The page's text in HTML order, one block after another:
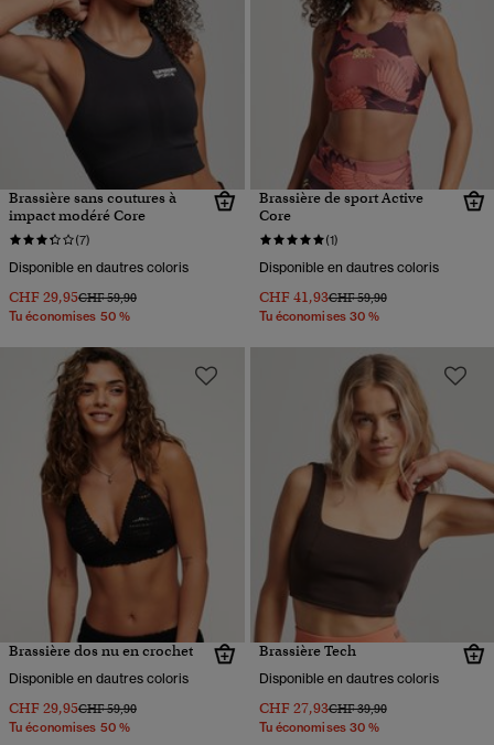
Brassière sans coutures à
impact modéré Core
(7)
Disponible en dautres coloris
CHF 29,95Prix réduit de
CHF 59,90à
Tu économises 50 %
Brassière de sport Active
Core
(1)
Disponible en dautres coloris
CHF 41,93Prix réduit de
CHF 59,90à
Tu économises 30 %
Brassière dos nu en crochet
Disponible en dautres coloris
CHF 29,95Prix réduit de
CHF 59,90à
Tu économises 50 %
Brassière Tech
Disponible en dautres coloris
CHF 27,93Prix réduit de
CHF 39,90à
Tu économises 30 %